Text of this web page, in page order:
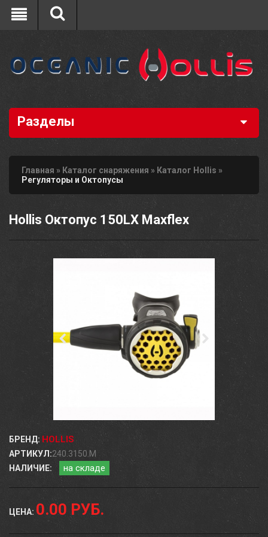
Разделы
Главная » Каталог снаряжения » Каталог Hollis »
Регуляторы и Октопусы
Hollis Октопус 150LX Maxflex
БРЕНД: HOLLIS
АРТИКУЛ:240.3150.M
НАЛИЧИЕ:
на складе
ЦЕНА: 0.00 РУБ.